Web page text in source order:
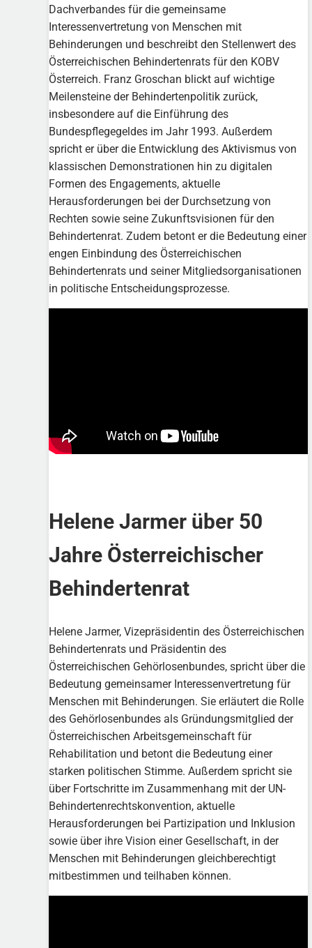
Dachverbandes für die gemeinsame
Interessenvertretung von Menschen mit
Behinderungen und beschreibt den Stellenwert des
Österreichischen Behindertenrats für den KOBV
Österreich. Franz Groschan blickt auf wichtige
Meilensteine der Behindertenpolitik zurück,
insbesondere auf die Einführung des
Bundespflegegeldes im Jahr 1993. Außerdem
spricht er über die Entwicklung des Aktivismus von
klassischen Demonstrationen hin zu digitalen
Formen des Engagements, aktuelle
Herausforderungen bei der Durchsetzung von
Rechten sowie seine Zukunftsvisionen für den
Behindertenrat. Zudem betont er die Bedeutung einer
engen Einbindung des Österreichischen
Behindertenrats und seiner Mitgliedsorganisationen
in politische Entscheidungsprozesse.
Helene Jarmer über 50
Jahre Österreichischer
Behindertenrat
Helene Jarmer, Vizepräsidentin des Österreichischen
Behindertenrats und Präsidentin des
Österreichischen Gehörlosenbundes, spricht über die
Bedeutung gemeinsamer Interessenvertretung für
Menschen mit Behinderungen. Sie erläutert die Rolle
des Gehörlosenbundes als Gründungsmitglied der
Österreichischen Arbeitsgemeinschaft für
Rehabilitation und betont die Bedeutung einer
starken politischen Stimme. Außerdem spricht sie
über Fortschritte im Zusammenhang mit der UN-
Behindertenrechtskonvention, aktuelle
Herausforderungen bei Partizipation und Inklusion
sowie über ihre Vision einer Gesellschaft, in der
Menschen mit Behinderungen gleichberechtigt
mitbestimmen und teilhaben können.